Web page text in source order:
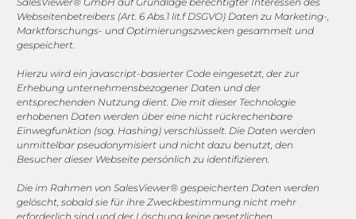
Webseitenbetreibers (Art. 6 Abs.1 lit.f DSGVO) Daten zu Marketing-,
Marktforschungs- und Optimierungszwecken gesammelt und
gespeichert.
Hierzu wird ein javascript-basierter Code eingesetzt, der zur
Erhebung unternehmensbezogener Daten und der
entsprechenden Nutzung dient. Die mit dieser Technologie
erhobenen Daten werden über eine nicht rückrechenbare
Einwegfunktion (sog. Hashing) verschlüsselt. Die Daten werden
unmittelbar pseudonymisiert und nicht dazu benutzt, den
Besucher dieser Webseite persönlich zu identifizieren.
Die im Rahmen von SalesViewer® gespeicherten Daten werden
gelöscht, sobald sie für ihre Zweckbestimmung nicht mehr
erforderlich sind und der Löschung keine gesetzlichen
Fr. 08:00 - 15:00 Uhr
Sponsoring
1. FC Monheim
COOKIE-RICHTLINIE (EU)